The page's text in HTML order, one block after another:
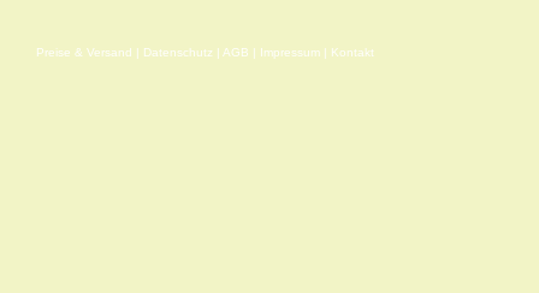
Preise & Versand | Datenschutz | AGB | Impressum | Kontakt